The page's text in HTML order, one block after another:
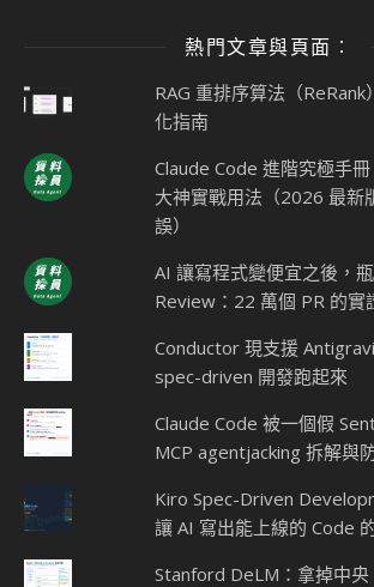
熱門文章與頁面︰
RAG 重排序算法（
化指南
Claude Code 進階究極手
大神實戰用法（2026 最新
誤）
AI 讓寫程式變便宜之後，
Review：22 萬個 PR 的實
Conductor 現支援
spec-driven 開發跑起來
Claude Code 被一個假
MCP agentjacking 拆解與
Kiro Spec-Driven
讓 AI 寫出能上線的 Code
Stanford DeLM：拿掉中